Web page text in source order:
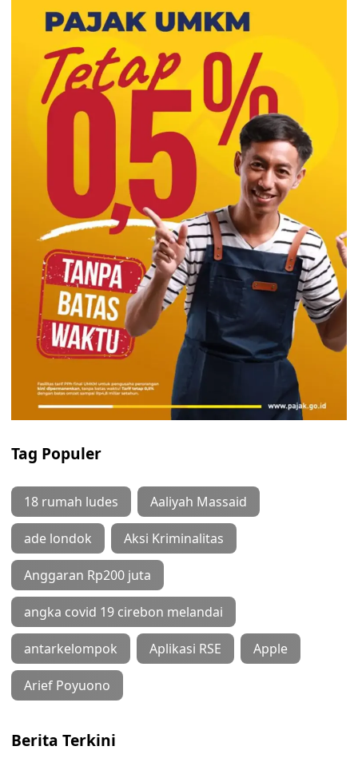
Tag Populer
18 rumah ludes Aaliyah Massaid
ade londok Aksi Kriminalitas
Anggaran Rp200 juta
angka covid 19 cirebon melandai
antarkelompok Aplikasi RSE Apple
Arief Poyuono
Berita Terkini